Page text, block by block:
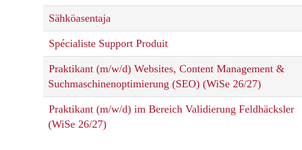
Sähköasentaja
Spécialiste Support Produit
Praktikant (m/w/d) Websites, Content Management &
Suchmaschinenoptimierung (SEO) (WiSe 26/27)
Praktikant (m/w/d) im Bereich Validierung Feldhäcksler
(WiSe 26/27)